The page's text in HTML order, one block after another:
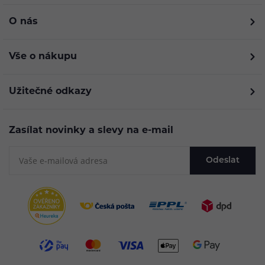
O nás
Vše o nákupu
Užitečné odkazy
Zasílat novinky a slevy na e-mail
Odeslat